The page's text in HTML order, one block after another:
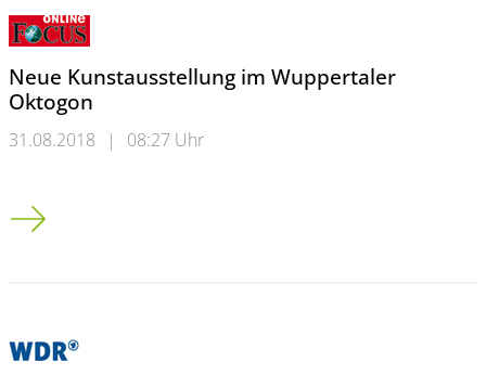
Neue Kunstausstellung im Wuppertaler
Oktogon
31.08.2018 | 08:27 Uhr
Neue Kunstausstellung im Wuppertaler Oktogon